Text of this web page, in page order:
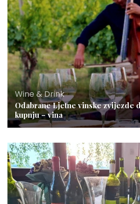
Wine & Drink
Odabrane Ljetne vinske zvijezde
kupnju – vina